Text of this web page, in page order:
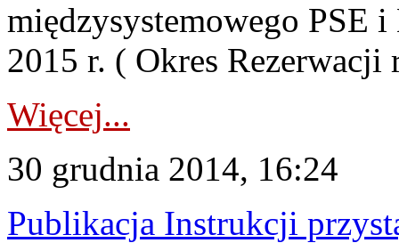
międzysystemowego
2015 r. ( Okres Rezerwacji
Więcej...
30 grudnia 2014, 16:24
Publikacja Instrukcji